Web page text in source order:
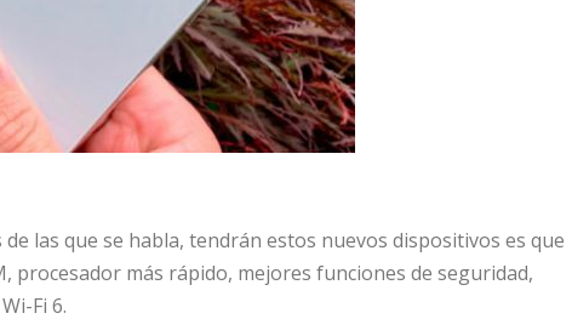
las que se habla, tendrán estos nuevos dispositivos es que
procesador más rápido, mejores funciones de seguridad,
Fi 6.